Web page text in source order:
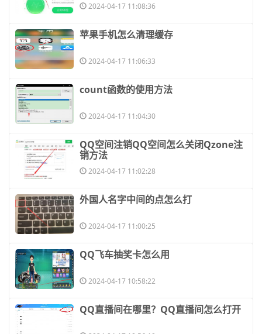
2024-04-17 11:08:36
​苹果手机怎么清理缓存
2024-04-17 11:06:33
​count函数的使用方法
2024-04-17 11:04:30
​QQ空间注销QQ空间怎么关闭Qzone注
销方法
2024-04-17 11:02:28
​外国人名字中间的点怎么打
2024-04-17 11:00:25
​QQ飞车抽奖卡怎么用
2024-04-17 10:58:22
​QQ直播间在哪里？QQ直播间怎么打开